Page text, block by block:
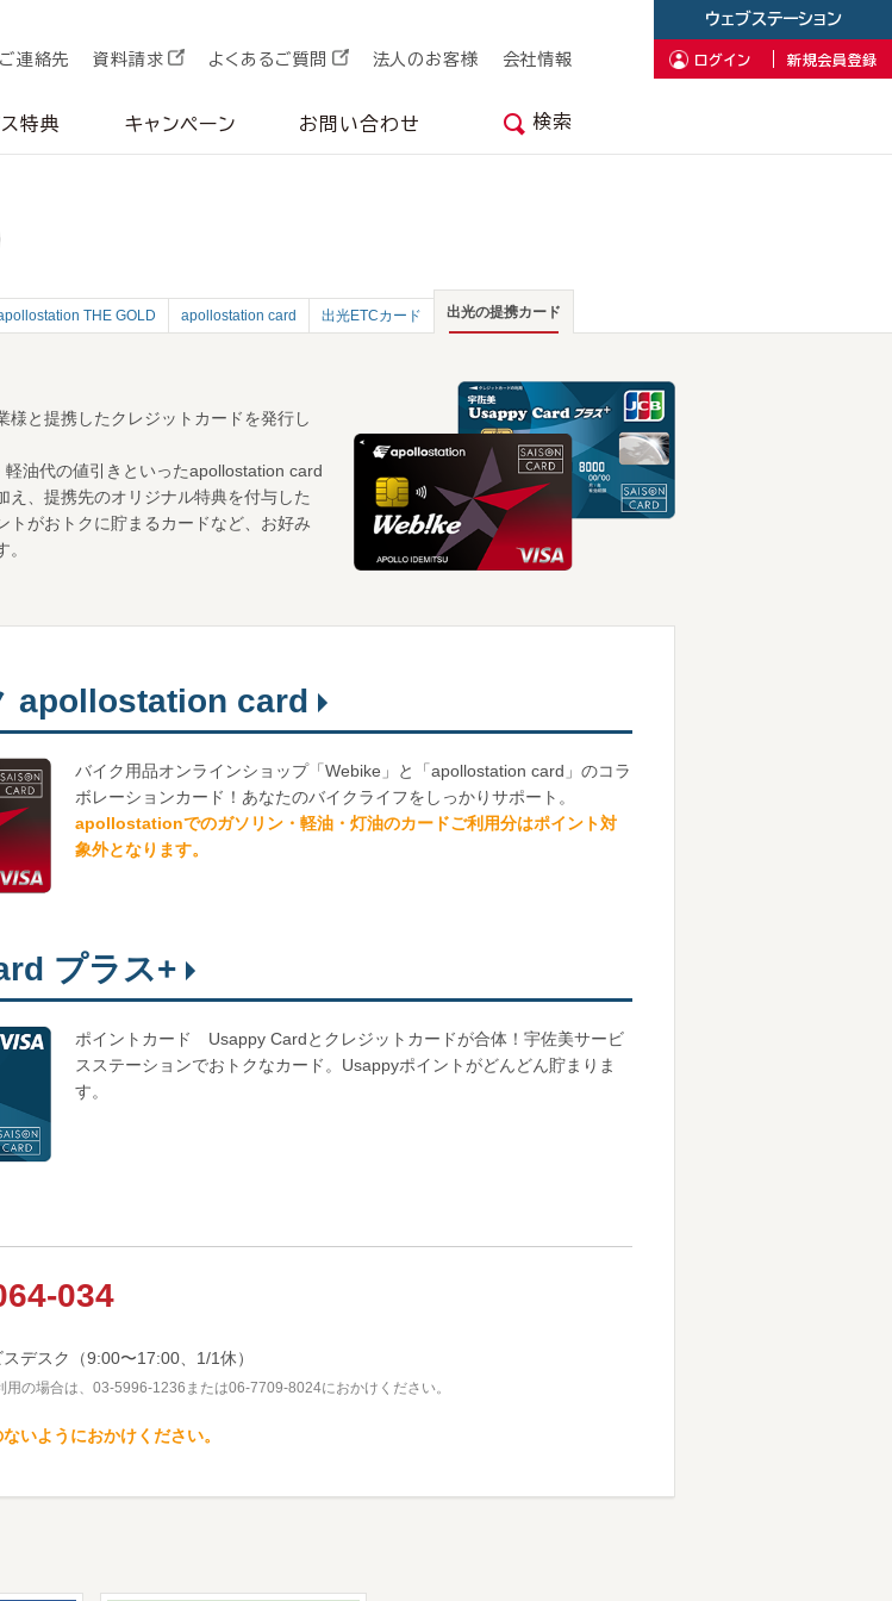
連絡先 資料請求 よくあるご質問 法人のお客様 会社情報
特典 キャンペーン お問い合わせ 検索
ウェブステーション
ログイン 新規会員登録
THE GOLD apollostation card 出光ETCカード 出光の提携カード
様と提携したクレジットカードを発行し
油代の値引きといったapollostation card
え、提携先のオリジナル特典を付与した
トがおトクに貯まるカードなど、お好み
apollostation card
バイク用品オンラインショップ「Webike」と「apollostation card」のコラ
ボレーションカード！あなたのバイクライフをしっかりサポート。
apollostationでのガソリン・軽油・灯油のカードご利用分はポイント対
象外となります。
プラス+
ポイントカード Usappy Cardとクレジットカードが合体！宇佐美サービ
スステーションでおトクなカード。Usappyポイントがどんどん貯まりま
す。
034
デスク（9:00〜17:00、1/1休）
用の場合は、03-5996-1236または06-7709-8024におかけください。
いようにおかけください。